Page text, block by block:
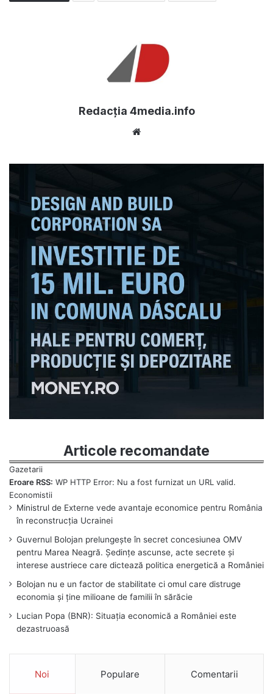
Redacția 4media.info
Articole recomandate
Eroare RSS: WP HTTP Error: Nu a fost furnizat un URL valid.
Ministrul de Externe vede avantaje economice pentru România
în reconstrucția Ucrainei
Guvernul Bolojan prelungește în secret concesiunea OMV
pentru Marea Neagră. Ședințe ascunse, acte secrete și
interese austriece care dictează politica energetică a României
Bolojan nu e un factor de stabilitate ci omul care distruge
economia și ține milioane de familii în sărăcie
Lucian Popa (BNR): Situația economică a României este
dezastruoasă
Noi Populare Comentarii